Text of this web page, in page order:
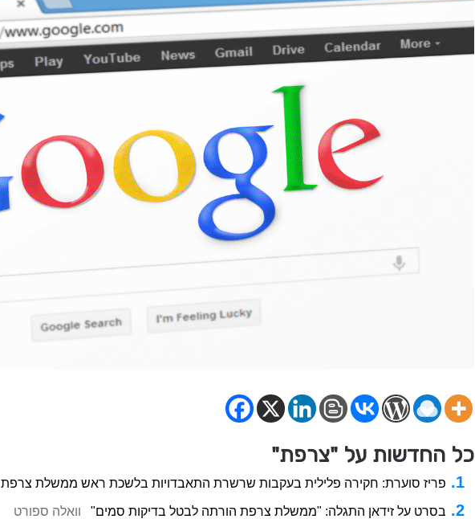
כל החדשות על "צרפת"
פריז סוערת: חקירה פלילית בעקבות שרשרת התאבדויות בלשכת ראש ממשלת צרפת
בסרט על זידאן התגלה: "ממשלת צרפת הורתה לבטל בדיקות סמים" וואלה ספורט